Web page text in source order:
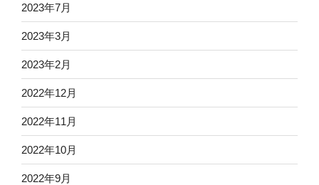
2023年7月
2023年3月
2023年2月
2022年12月
2022年11月
2022年10月
2022年9月